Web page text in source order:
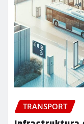
TRANSPORT